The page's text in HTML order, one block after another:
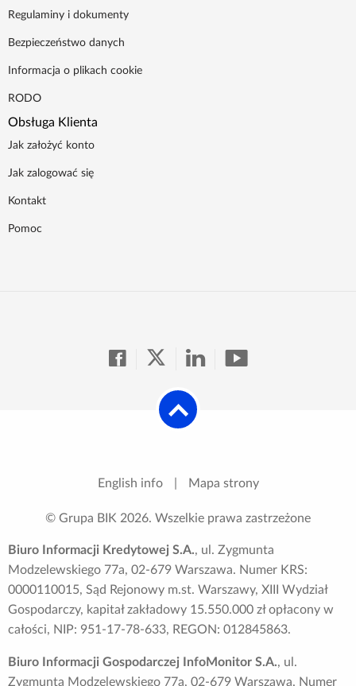
Regulaminy i dokumenty
Bezpieczeństwo danych
Informacja o plikach cookie
RODO
Obsługa Klienta
Jak założyć konto
Jak zalogować się
Kontakt
Pomoc
English info Mapa strony
© Grupa BIK 2026. Wszelkie prawa zastrzeżone
Biuro Informacji Kredytowej S.A., ul. Zygmunta
Modzelewskiego 77a, 02-679 Warszawa. Numer KRS:
0000110015, Sąd Rejonowy m.st. Warszawy, XIII Wydział
Gospodarczy, kapitał zakładowy 15.550.000 zł opłacony w
całości, NIP: 951-17-78-633, REGON: 012845863.
Biuro Informacji Gospodarczej InfoMonitor S.A., ul.
Zygmunta Modzelewskiego 77a, 02-679 Warszawa. Numer